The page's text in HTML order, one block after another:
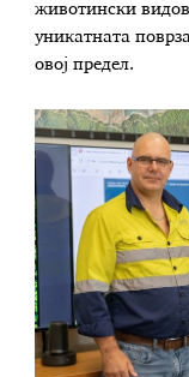
животински
уникатната
овој предел.